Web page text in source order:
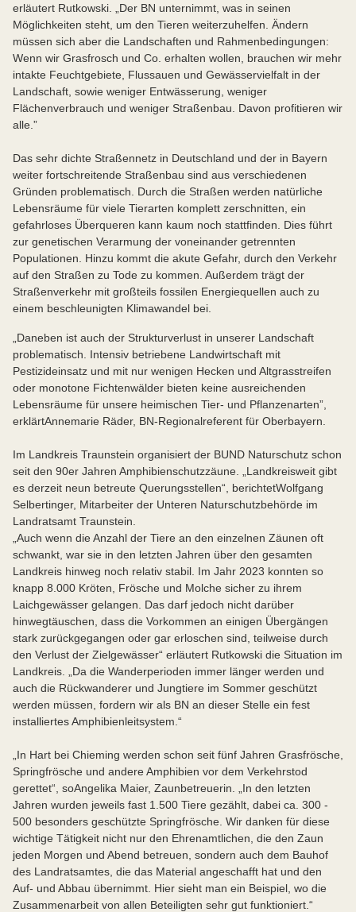
erläutert Rutkowski. „Der BN unternimmt, was in seinen
Möglichkeiten steht, um den Tieren weiterzuhelfen. Ändern
müssen sich aber die Landschaften und Rahmenbedingungen:
Wenn wir Grasfrosch und Co. erhalten wollen, brauchen wir mehr
intakte Feuchtgebiete, Flussauen und Gewässervielfalt in der
Landschaft, sowie weniger Entwässerung, weniger
Flächenverbrauch und weniger Straßenbau. Davon profitieren wir
alle.”
Das sehr dichte Straßennetz in Deutschland und der in Bayern
weiter fortschreitende Straßenbau sind aus verschiedenen
Gründen problematisch. Durch die Straßen werden natürliche
Lebensräume für viele Tierarten komplett zerschnitten, ein
gefahrloses Überqueren kann kaum noch stattfinden. Dies führt
zur genetischen Verarmung der voneinander getrennten
Populationen. Hinzu kommt die akute Gefahr, durch den Verkehr
auf den Straßen zu Tode zu kommen. Außerdem trägt der
Straßenverkehr mit großteils fossilen Energiequellen auch zu
einem beschleunigten Klimawandel bei.
„Daneben ist auch der Strukturverlust in unserer Landschaft
problematisch. Intensiv betriebene Landwirtschaft mit
Pestizideinsatz und mit nur wenigen Hecken und Altgrasstreifen
oder monotone Fichtenwälder bieten keine ausreichenden
Lebensräume für unsere heimischen Tier- und Pflanzenarten”,
erklärtAnnemarie Räder, BN-Regionalreferent für Oberbayern.
Im Landkreis Traunstein organisiert der BUND Naturschutz schon
seit den 90er Jahren Amphibienschutzzäune. „Landkreisweit gibt
es derzeit neun betreute Querungsstellen“, berichtetWolfgang
Selbertinger, Mitarbeiter der Unteren Naturschutzbehörde im
Landratsamt Traunstein.
„Auch wenn die Anzahl der Tiere an den einzelnen Zäunen oft
schwankt, war sie in den letzten Jahren über den gesamten
Landkreis hinweg noch relativ stabil. Im Jahr 2023 konnten so
knapp 8.000 Kröten, Frösche und Molche sicher zu ihrem
Laichgewässer gelangen. Das darf jedoch nicht darüber
hinwegtäuschen, dass die Vorkommen an einigen Übergängen
stark zurückgegangen oder gar erloschen sind, teilweise durch
den Verlust der Zielgewässer“ erläutert Rutkowski die Situation im
Landkreis. „Da die Wanderperioden immer länger werden und
auch die Rückwanderer und Jungtiere im Sommer geschützt
werden müssen, fordern wir als BN an dieser Stelle ein fest
installiertes Amphibienleitsystem.“
„In Hart bei Chieming werden schon seit fünf Jahren Grasfrösche,
Springfrösche und andere Amphibien vor dem Verkehrstod
gerettet“, soAngelika Maier, Zaunbetreuerin. „In den letzten
Jahren wurden jeweils fast 1.500 Tiere gezählt, dabei ca. 300 -
500 besonders geschützte Springfrösche. Wir danken für diese
wichtige Tätigkeit nicht nur den Ehrenamtlichen, die den Zaun
jeden Morgen und Abend betreuen, sondern auch dem Bauhof
des Landratsamtes, die das Material angeschafft hat und den
Auf- und Abbau übernimmt. Hier sieht man ein Beispiel, wo die
Zusammenarbeit von allen Beteiligten sehr gut funktioniert.“